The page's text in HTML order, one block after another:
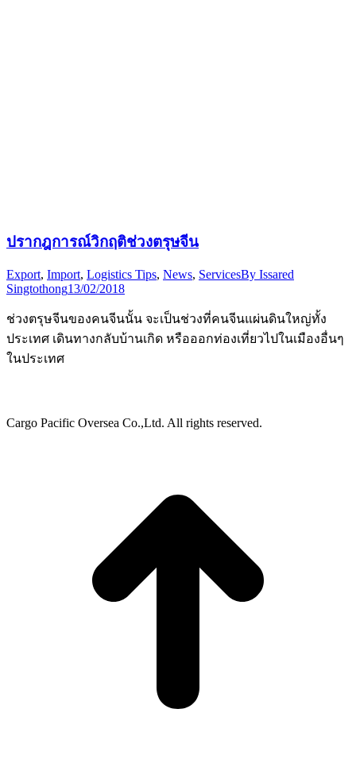
ปรากฎการณ์วิกฤติช่วงตรุษจีน
Export, Import, Logistics Tips, News, ServicesBy Issared
Singtothong13/02/2018
ช่วงตรุษจีนของคนจีนนั้น จะเป็นช่วงที่คนจีนแผ่นดินใหญ่ทั้ง
ประเทศ เดินทางกลับบ้านเกิด หรือออกท่องเที่ยวไปในเมืองอื่นๆ
ในประเทศ
Cargo Pacific Oversea Co.,Ltd. All rights reserved.